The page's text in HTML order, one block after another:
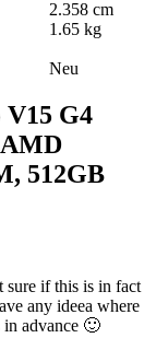
2.358 cm
1.65 kg
Neu
V15 G4
512GB
sure if this is in fact
any ideea where
in advance 🙂